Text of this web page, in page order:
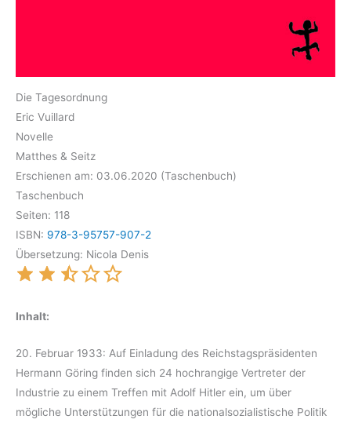
Die Tagesordnung
Eric Vuillard
Novelle
Matthes & Seitz
Erschienen am: 03.06.2020 (Taschenbuch)
Taschenbuch
Seiten: 118
ISBN: 978-3-95757-907-2
Übersetzung: Nicola Denis
Inhalt:
20. Februar 1933: Auf Einladung des Reichstagspräsidenten
Hermann Göring finden sich 24 hochrangige Vertreter der
Industrie zu einem Treffen mit Adolf Hitler ein, um über
mögliche Unterstützungen für die nationalsozialistische Politik